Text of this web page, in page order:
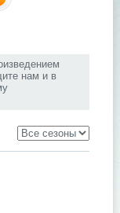
нам и в